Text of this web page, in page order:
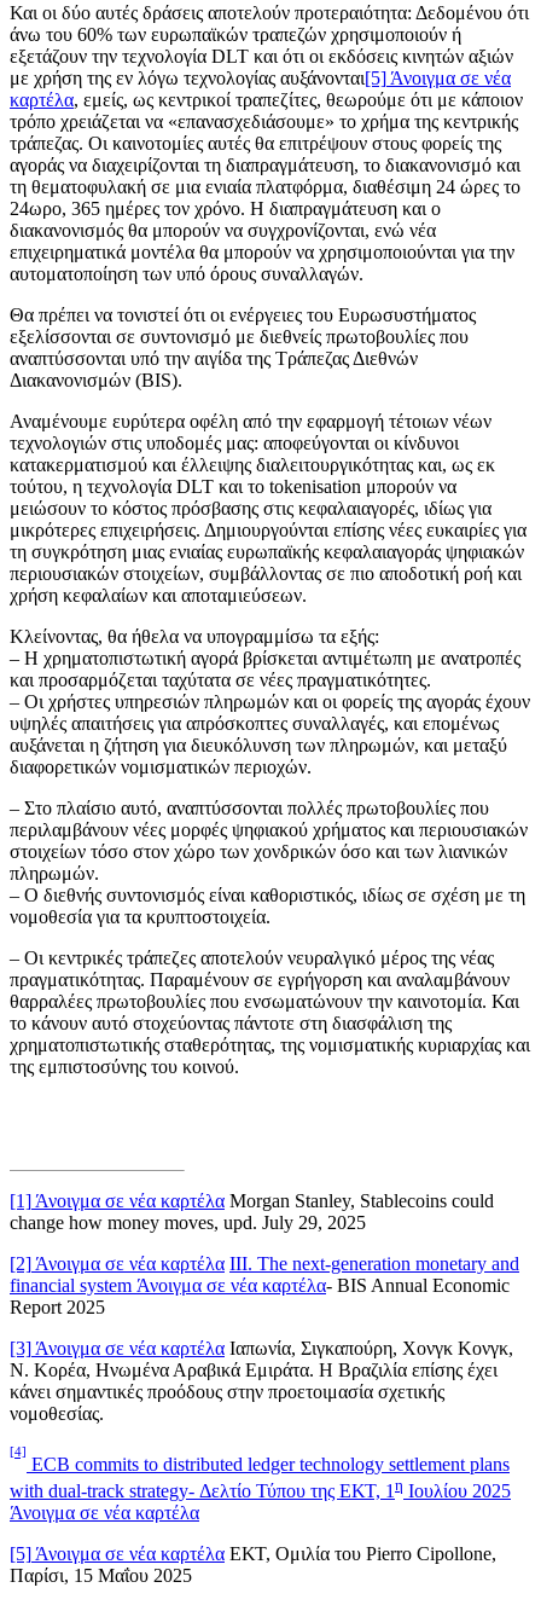
Και οι δύο αυτές δράσεις αποτελούν προτεραιότητα: Δεδομένου ότι
άνω του 60% των ευρωπαϊκών τραπεζών χρησιμοποιούν ή
εξετάζουν την τεχνολογία DLT και ότι οι εκδόσεις κινητών αξιών
με χρήση της εν λόγω τεχνολογίας αυξάνονται[5] Άνοιγμα σε νέα
καρτέλα, εμείς, ως κεντρικοί τραπεζίτες, θεωρούμε ότι με κάποιον
τρόπο χρειάζεται να «επανασχεδιάσουμε» το χρήμα της κεντρικής
τράπεζας. Οι καινοτομίες αυτές θα επιτρέψουν στους φορείς της
αγοράς να διαχειρίζονται τη διαπραγμάτευση, το διακανονισμό και
τη θεματοφυλακή σε μια ενιαία πλατφόρμα, διαθέσιμη 24 ώρες το
24ωρο, 365 ημέρες τον χρόνο. Η διαπραγμάτευση και ο
διακανονισμός θα μπορούν να συγχρονίζονται, ενώ νέα
επιχειρηματικά μοντέλα θα μπορούν να χρησιμοποιούνται για την
αυτοματοποίηση των υπό όρους συναλλαγών.
Θα πρέπει να τονιστεί ότι οι ενέργειες του Ευρωσυστήματος
εξελίσσονται σε συντονισμό με διεθνείς πρωτοβουλίες που
αναπτύσσονται υπό την αιγίδα της Τράπεζας Διεθνών
Διακανονισμών (BIS).
Αναμένουμε ευρύτερα οφέλη από την εφαρμογή τέτοιων νέων
τεχνολογιών στις υποδομές μας: αποφεύγονται οι κίνδυνοι
κατακερματισμού και έλλειψης διαλειτουργικότητας και, ως εκ
τούτου, η τεχνολογία DLT και το tokenisation μπορούν να
μειώσουν το κόστος πρόσβασης στις κεφαλαιαγορές, ιδίως για
μικρότερες επιχειρήσεις. Δημιουργούνται επίσης νέες ευκαιρίες για
τη συγκρότηση μιας ενιαίας ευρωπαϊκής κεφαλαιαγοράς ψηφιακών
περιουσιακών στοιχείων, συμβάλλοντας σε πιο αποδοτική ροή και
χρήση κεφαλαίων και αποταμιεύσεων.
Κλείνοντας, θα ήθελα να υπογραμμίσω τα εξής:
– Η χρηματοπιστωτική αγορά βρίσκεται αντιμέτωπη με ανατροπές
και προσαρμόζεται ταχύτατα σε νέες πραγματικότητες.
– Οι χρήστες υπηρεσιών πληρωμών και οι φορείς της αγοράς έχουν
υψηλές απαιτήσεις για απρόσκοπτες συναλλαγές, και επομένως
αυξάνεται η ζήτηση για διευκόλυνση των πληρωμών, και μεταξύ
διαφορετικών νομισματικών περιοχών.
– Στο πλαίσιο αυτό, αναπτύσσονται πολλές πρωτοβουλίες που
περιλαμβάνουν νέες μορφές ψηφιακού χρήματος και περιουσιακών
στοιχείων τόσο στον χώρο των χονδρικών όσο και των λιανικών
πληρωμών.
– Ο διεθνής συντονισμός είναι καθοριστικός, ιδίως σε σχέση με τη
νομοθεσία για τα κρυπτοστοιχεία.
– Οι κεντρικές τράπεζες αποτελούν νευραλγικό μέρος της νέας
πραγματικότητας. Παραμένουν σε εγρήγορση και αναλαμβάνουν
θαρραλέες πρωτοβουλίες που ενσωματώνουν την καινοτομία. Και
το κάνουν αυτό στοχεύοντας πάντοτε στη διασφάλιση της
χρηματοπιστωτικής σταθερότητας, της νομισματικής κυριαρχίας και
της εμπιστοσύνης του κοινού.
[1] Άνοιγμα σε νέα καρτέλα Morgan Stanley, Stablecoins could
change how money moves, upd. July 29, 2025
[2] Άνοιγμα σε νέα καρτέλα III. The next-generation monetary and
financial system Άνοιγμα σε νέα καρτέλα- BIS Annual Economic
Report 2025
[3] Άνοιγμα σε νέα καρτέλα Ιαπωνία, Σιγκαπούρη, Χονγκ Κονγκ,
Ν. Κορέα, Ηνωμένα Αραβικά Εμιράτα. Η Βραζιλία επίσης έχει
κάνει σημαντικές προόδους στην προετοιμασία σχετικής
νομοθεσίας.
[4]
ECB commits to distributed ledger technology settlement plans
with dual-track strategy- Δελτίο Τύπου της ΕΚΤ, 1 η Ιουλίου 2025
Άνοιγμα σε νέα καρτέλα
[5] Άνοιγμα σε νέα καρτέλα ΕΚΤ, Ομιλία του Pierro Cipollone,
Παρίσι, 15 Μαΐου 2025